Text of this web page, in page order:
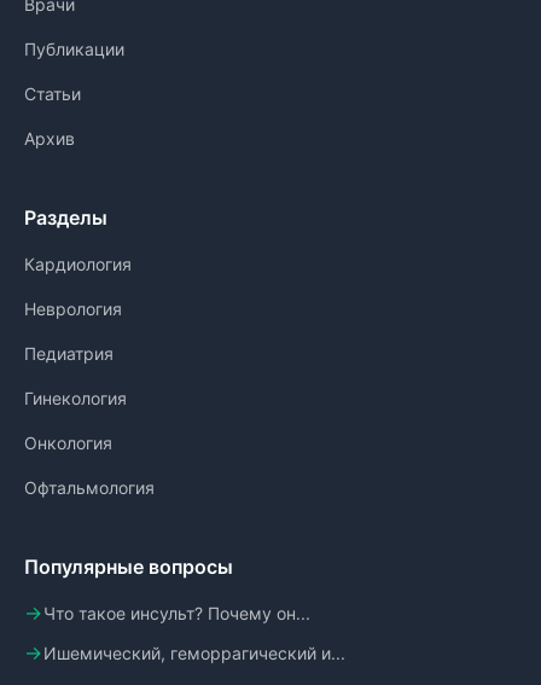
Врачи
Публикации
Статьи
Архив
Разделы
Кардиология
Неврология
Педиатрия
Гинекология
Онкология
Офтальмология
Популярные вопросы
Что такое инсульт? Почему он...
Ишемический, геморрагический и...